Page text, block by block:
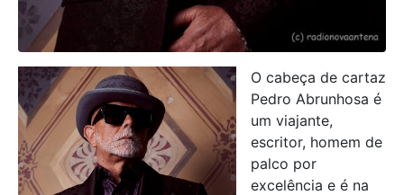
O cabeça de cartaz
Pedro Abrunhosa é
um viajante,
escritor, homem de
palco por
excelência e é na